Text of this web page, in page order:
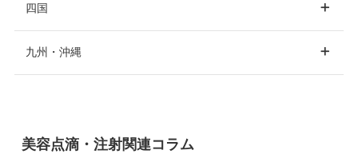
秋田 秋田市
赤坂 四ツ谷 恵比寿
目黒 高田馬場 秋葉原
静岡 静岡市 浜松
心斎橋 阿倍野 難波
京橋 堺 枚方
岡山 岡山市
四国
香川 高松
九州・沖縄
美容点滴・注射関連コラム